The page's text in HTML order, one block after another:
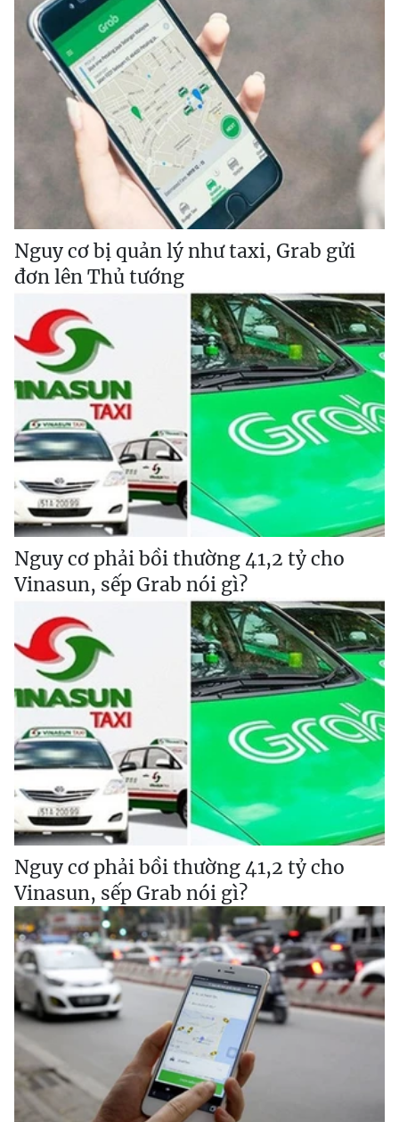
Nguy cơ bị quản lý như taxi, Grab gửi
đơn lên Thủ tướng
Nguy cơ phải bồi thường 41,2 tỷ cho
Vinasun, sếp Grab nói gì?
Nguy cơ phải bồi thường 41,2 tỷ cho
Vinasun, sếp Grab nói gì?